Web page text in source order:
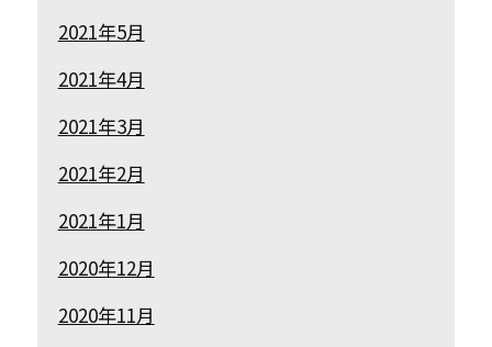
2021年5月
2021年4月
2021年3月
2021年2月
2021年1月
2020年12月
2020年11月